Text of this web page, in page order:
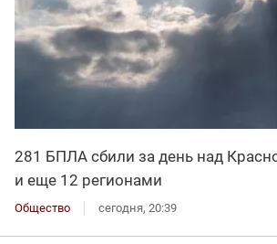
281 БПЛА сбили за день над
и еще 12 регионами
Общество сегодня, 20:39